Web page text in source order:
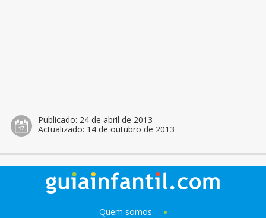
Publicado: 24 de abril de 2013
Actualizado: 14 de outubro de 2013
Quem somos